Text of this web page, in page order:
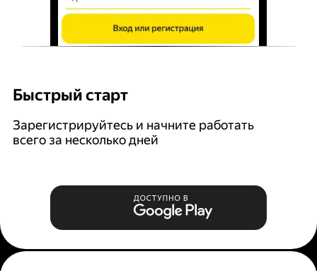
Быстрый старт
Зарегистрируйтесь и начните работать
всего за несколько дней